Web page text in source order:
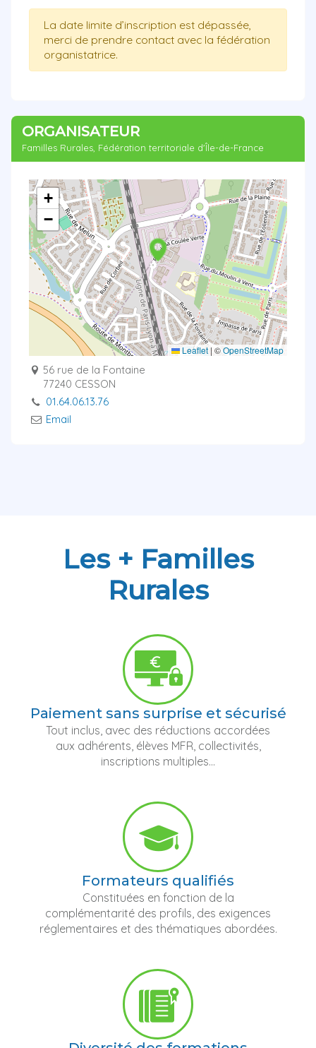
La date limite d’inscription est dépassée,
merci de prendre contact avec la fédération
organistatrice.
ORGANISATEUR
Familles Rurales, Fédération territoriale d'Île-de-France
+
−
Leaflet |©OpenStreetMap
56 rue de la Fontaine
77240 CESSON
01.64.06.13.76
Email
Les + Familles
Rurales
Paiement sans surprise et sécurisé
Tout inclus, avec des réductions accordées
aux adhérents, élèves MFR, collectivités,
inscriptions multiples...
Formateurs qualifiés
Constituées en fonction de la
complémentarité des profils, des exigences
réglementaires et des thématiques abordées.